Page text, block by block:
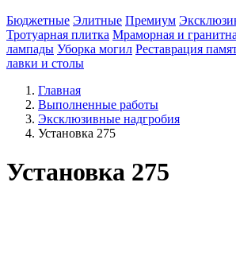
Бюджетные Элитные Премиум
Тротуарная плитка Мраморная и
лампады Уборка могил Реставрация
лавки и столы
Главная
Выполненные работы
Эксклюзивные надгробия
Установка 275
Установка 275